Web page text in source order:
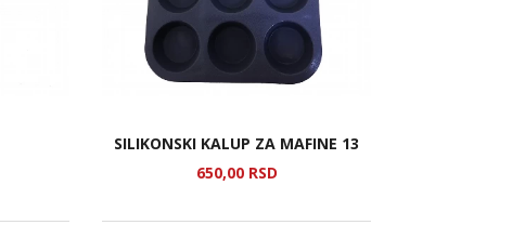
SILIKONSKI KALUP ZA MAFINE 13
650,00 RSD